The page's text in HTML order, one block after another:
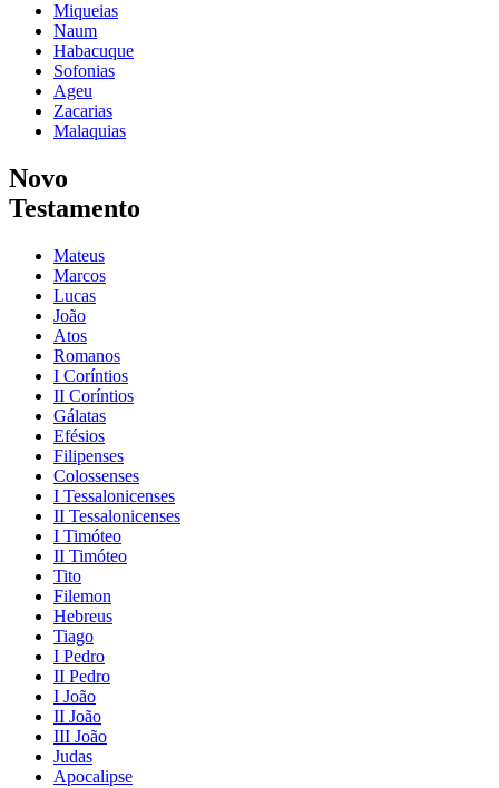
Miqueias
Naum
Habacuque
Sofonias
Ageu
Zacarias
Malaquias
Novo
Testamento
Mateus
Marcos
Lucas
João
Atos
Romanos
I Coríntios
II Coríntios
Gálatas
Efésios
Filipenses
Colossenses
I Tessalonicenses
II Tessalonicenses
I Timóteo
II Timóteo
Tito
Filemon
Hebreus
Tiago
I Pedro
II Pedro
I João
II João
III João
Judas
Apocalipse